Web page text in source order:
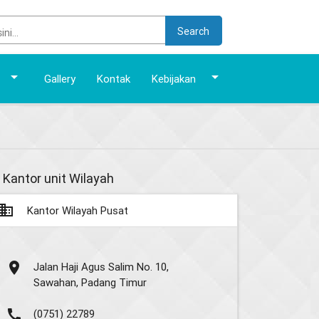
Search
arrow_drop_down Gallery Kontak Kebijakan arrow_drop_down
Kantor unit Wilayah
business Kantor Wilayah Pusat
place
Jalan Haji Agus Salim No. 10,
Sawahan, Padang Timur
call (0751) 22789